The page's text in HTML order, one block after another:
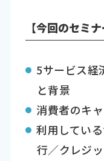
【今回のセミナ
5サービス経
と背景
消費者のキ
利用してい
行／クレジ